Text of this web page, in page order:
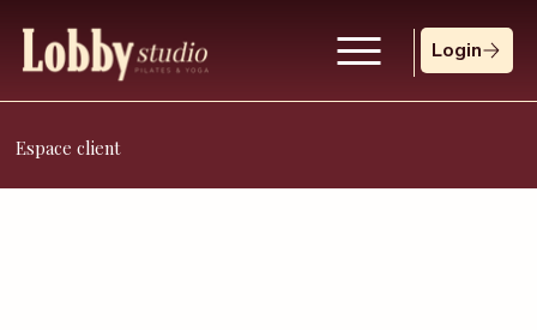
Login
Espace client